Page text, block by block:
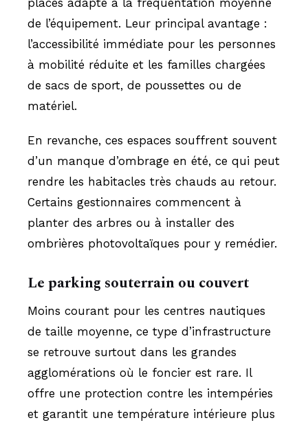
places adapté à la fréquentation moyenne
de l’équipement. Leur principal avantage :
l’accessibilité immédiate pour les personnes
à mobilité réduite et les familles chargées
de sacs de sport, de poussettes ou de
matériel.
En revanche, ces espaces souffrent souvent
d’un manque d’ombrage en été, ce qui peut
rendre les habitacles très chauds au retour.
Certains gestionnaires commencent à
planter des arbres ou à installer des
ombrières photovoltaïques pour y remédier.
Le parking souterrain ou couvert
Moins courant pour les centres nautiques
de taille moyenne, ce type d’infrastructure
se retrouve surtout dans les grandes
agglomérations où le foncier est rare. Il
offre une protection contre les intempéries
et garantit une température intérieure plus